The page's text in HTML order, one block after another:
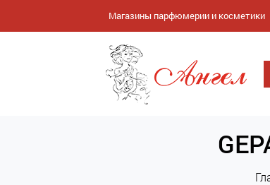
Магазины парфюмерии и косметики